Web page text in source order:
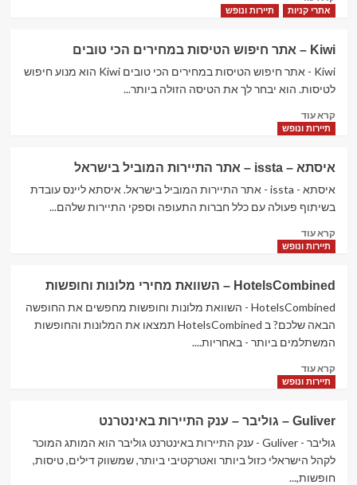
לחו"ל
more
–
כרטיסים
להופעות
בחו"ל
אתרי קניות תיירות ונופש
Kiwi – אתר חיפוש הטיסות במחירים הכי טובים
Kiwi - אתר חיפוש הטיסות במחירים הכי טובים Kiwi הוא מנוע חיפוש
לטיסות. הוא יבחר לך את הטיסה הזולה ביותר...
קרא עודRead
more
–
אתר
חיפוש
במחירים
הכי
תיירות ונופש
איסתא – issta – אתר התיירות המוביל בישראל
איסתא - issta - אתר התיירות המוביל בישראל. איסתא ליינס עובדת
בשיתוף פעולה עם כלל חברות התעופה וספקי התיירות שלהם...
קרא עודRead
more
–
issta
–
אתר
המוביל
בישראל
תיירות ונופש
HotelsCombined – השוואת מחירי מלונות וחופשות
HotelsCombined - השוואת מלונות וחופשות מחפשים את החופשה
הבאה שלכם? ב HotelsCombined תמצאו את המלונות והחופשות
המשתלמים ביותר - באחריות....
קרא עודRead
more
–
השוואת
מחירי
תיירות ונופש
Guliver – גוליבר – ענק התיירות באינטרנט
גוליבר - Guliver - ענק התיירות באינטרנט גוליבר הוא המותג המוכר
לקהל הישראלי כזול ביותר ואטרקטיבי ביותר, שמשווק דילים, טיסות,
חופשות,...